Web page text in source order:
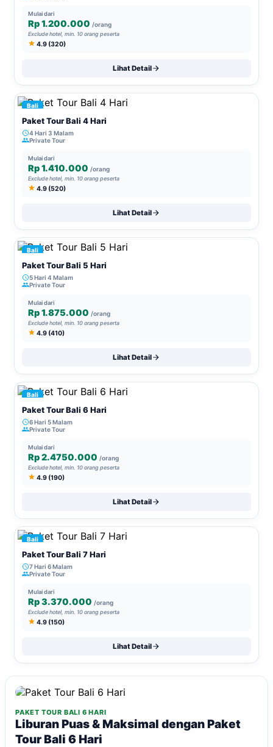
Mulai dari
Rp 1.200.000 /orang
Exclude hotel, min. 10 orang peserta
4.9 (320)
Lihat Detail
Bali
Paket Tour Bali 4 Hari
4 Hari 3 Malam
Private Tour
Mulai dari
Rp 1.410.000 /orang
Exclude hotel, min. 10 orang peserta
4.9 (520)
Lihat Detail
Bali
Paket Tour Bali 5 Hari
5 Hari 4 Malam
Private Tour
Mulai dari
Rp 1.875.000 /orang
Exclude hotel, min. 10 orang peserta
4.9 (410)
Lihat Detail
Bali
Paket Tour Bali 6 Hari
6 Hari 5 Malam
Private Tour
Mulai dari
Rp 2.4750.000 /orang
Exclude hotel, min. 10 orang peserta
4.9 (190)
Lihat Detail
Bali
Paket Tour Bali 7 Hari
7 Hari 6 Malam
Private Tour
Mulai dari
Rp 3.370.000 /orang
Exclude hotel, min. 10 orang peserta
4.9 (150)
Lihat Detail
PAKET TOUR BALI 6 HARI
Liburan Puas & Maksimal dengan Paket
Tour Bali 6 Hari